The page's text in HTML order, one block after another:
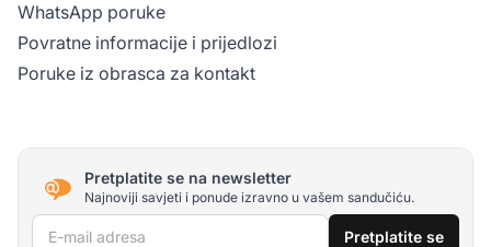
WhatsApp poruke
Povratne informacije i prijedlozi
Poruke iz obrasca za kontakt
Pretplatite se na newsletter
Najnoviji savjeti i ponude izravno u vašem sandučiću.
E-mail adresa Pretplatite se